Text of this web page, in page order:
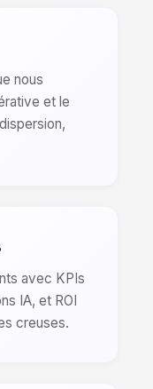
nous
et le
avec KPIs
IA, et ROI
creuses.